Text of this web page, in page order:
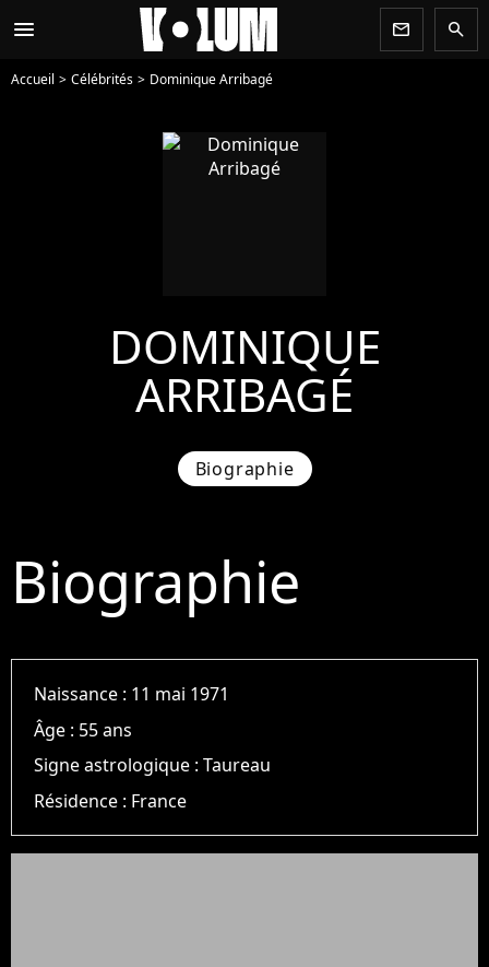
menu newsletter search
Accueil Célébrités Dominique Arribagé
DOMINIQUE
ARRIBAGÉ
Biographie
Biographie
Naissance : 11 mai 1971
Âge : 55 ans
Signe astrologique :Taureau
Résidence : France